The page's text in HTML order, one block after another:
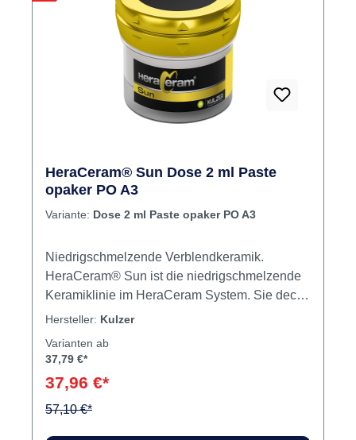
HeraCeram® Sun Dose 2 ml Paste
opaker PO A3
Variante: Dose 2 ml Paste opaker PO A3
Niedrigschmelzende Verblendkeramik.
HeraCeram® Sun ist die niedrigschmelzende
Keramiklinie im HeraCeram System. Sie deckt
den WAK-Bereich v on 15,7-16,7 µm/mK
Brenntemperaturen von maximal 790 °C
niedrigschmelzender Legierungen. Damit ist
HeraCeram® Sun optimal auf die HeraSun-
Hersteller: Kulzer
Varianten ab
37,79 €*
37,96 €*
57,10 €*